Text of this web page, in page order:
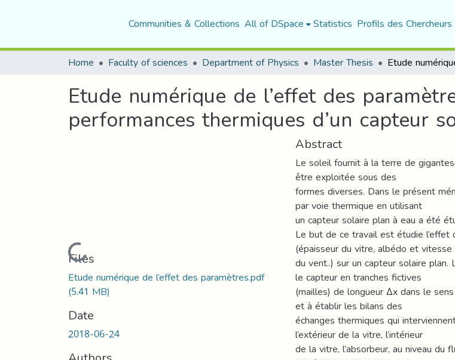
Communities & Collections All of DSpace Statistics Profils des Chercheurs
Home Faculty of sciences Department of Physics Master Thesis
Etude numérique de l’effet des
performances thermiques d’un capteur
Loading...
Files
Etude numérique de l’effet des paramètres.pdf
(5.41 MB)
Date
2018-06-24
Abstract
Le soleil fournit à la terre de
être exploitée sous des
formes diverses. Dans le présent
par voie thermique en utilisant
un capteur solaire plan à eau a été
Le but de ce travail est étudie
(épaisseur du vitre, albédo et vitesse
du vent..) sur un capteur solaire
le capteur en tranches fictives
(mailles) de longueur Δx dans le
et à établir les bilans des
échanges thermiques qui
l’extérieur de la vitre, l’intérieur
de la vitre, l’absorbeur, au niveau du